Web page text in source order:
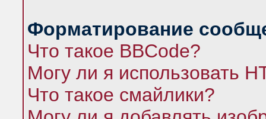
Форматирование
Что такое BBCode?
Могу ли я использовать
Что такое смайлики?